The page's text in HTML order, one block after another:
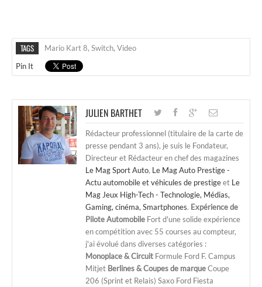
TAGS Mario Kart 8, Switch, Video
Pin It
JULIEN BARTHET
Rédacteur professionnel (titulaire de la carte de
presse pendant 3 ans), je suis le Fondateur,
Directeur et Rédacteur en chef des magazines
Le Mag Sport Auto, Le Mag Auto Prestige -
Actu automobile et véhicules de prestigeet Le
Mag Jeux High-Tech - Technologie, Médias,
Gaming, cinéma, Smartphones. Expérience de
Pilote Automobile Fort d'une solide expérience
en compétition avec 55 courses au compteur,
j'ai évolué dans diverses catégories :
Monoplace & Circuit Formule Ford F. Campus
Mitjet Berlines & Coupes de marqueCoupe
206 (Sprint et Relais) Saxo Ford Fiesta